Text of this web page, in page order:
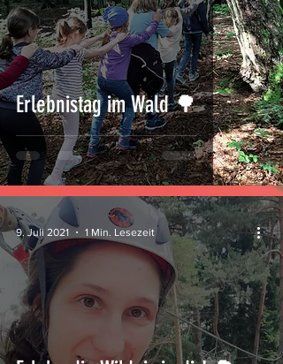
Erlebnistag im Wald 🌳
9. Juli 2021 1 Min. Lesezeit